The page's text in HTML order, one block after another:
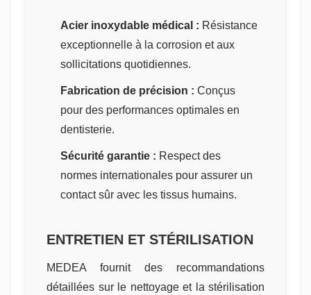
Acier inoxydable médical : Résistance
exceptionnelle à la corrosion et aux
sollicitations quotidiennes.
Fabrication de précision : Conçus
pour des performances optimales en
dentisterie.
Sécurité garantie : Respect des
normes internationales pour assurer un
contact sûr avec les tissus humains.
ENTRETIEN ET STÉRILISATION
MEDEA fournit des recommandations
détaillées sur le nettoyage et la stérilisation